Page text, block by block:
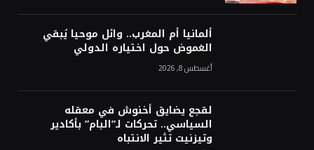
ألمانيا أم المغرب.. وائل موحيا يُبقي
الغموض حول اختياره الدولي
أغسطس 8, 2026
لقجع يضايق أخنوش في معقله
السياسي.. تحركات لـ”البام” بأكادير
وتيزنيت تثير الانتباه